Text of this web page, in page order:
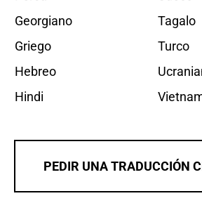
Georgiano
Griego
Hebreo
Hindi
Tagalo
Turco
PEDIR UNA TRADUCCIÓN